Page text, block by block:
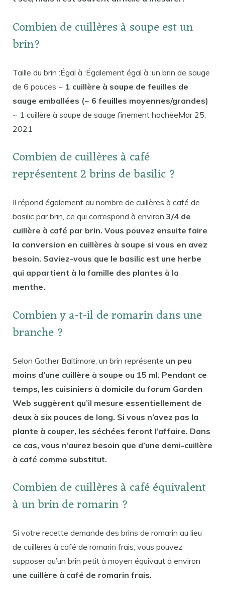
Combien de cuillères à soupe est un
brin?
Taille du brin :Égal à :Également égal à :un brin de sauge
de 6 pouces ~ 1 cuillère à soupe de feuilles de
sauge emballées (~ 6 feuilles moyennes/grandes)
~ 1 cuillère à soupe de sauge finement hachéeMar 25,
2021
Combien de cuillères à café
représentent 2 brins de basilic ?
Il répond également au nombre de cuillères à café de
basilic par brin, ce qui correspond à environ 3/4 de
cuillère à café par brin. Vous pouvez ensuite faire
la conversion en cuillères à soupe si vous en avez
besoin. Saviez-vous que le basilic est une herbe
qui appartient à la famille des plantes à la
menthe.
Combien y a-t-il de romarin dans une
branche ?
Selon Gather Baltimore, un brin représente un peu
moins d’une cuillère à soupe ou 15 ml. Pendant ce
temps, les cuisiniers à domicile du forum Garden
Web suggèrent qu’il mesure essentiellement de
deux à six pouces de long. Si vous n’avez pas la
plante à couper, les séchées feront l’affaire. Dans
ce cas, vous n’aurez besoin que d’une demi-cuillère
à café comme substitut.
Combien de cuillères à café équivalent
à un brin de romarin ?
Si votre recette demande des brins de romarin au lieu
de cuillères à café de romarin frais, vous pouvez
supposer qu’un brin petit à moyen équivaut à environ
une cuillère à café de romarin frais.